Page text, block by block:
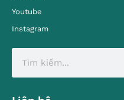
Youtube
Instagram